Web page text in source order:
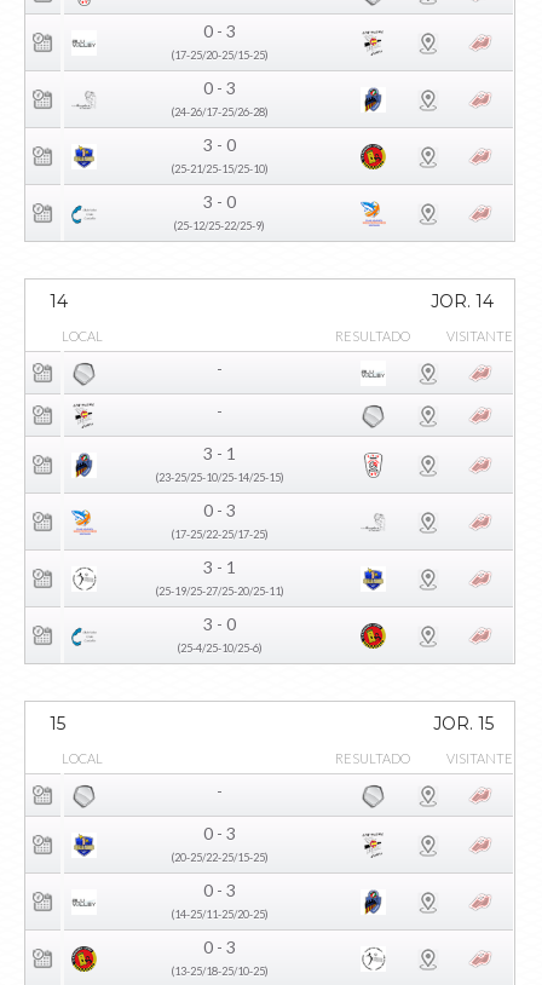
0 - 3
(17-25/20-25/15-25)
0 - 3
(24-26/17-25/26-28)
3 - 0
(25-21/25-15/25-10)
3 - 0
(25-12/25-22/25-9)
14 JOR. 14
LOCAL RESULTADO VISITANTE
-
-
3 - 1
(23-25/25-10/25-14/25-15)
0 - 3
(17-25/22-25/17-25)
3 - 1
(25-19/25-27/25-20/25-11)
3 - 0
(25-4/25-10/25-6)
15 JOR. 15
LOCAL RESULTADO VISITANTE
-
0 - 3
(20-25/22-25/15-25)
0 - 3
(14-25/11-25/20-25)
0 - 3
(13-25/18-25/10-25)